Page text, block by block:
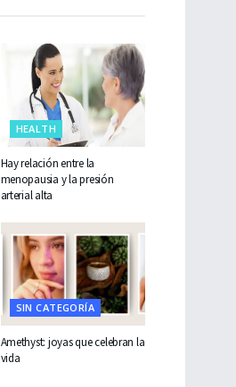
HEALTH
Hay relación entre la
menopausia y la presión
arterial alta
SIN CATEGORÍA
Amethyst: joyas que celebran la
vida